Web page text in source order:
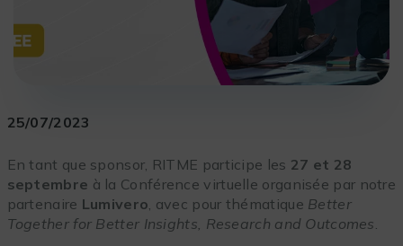
25/07/2023
En tant que sponsor, RITME participe les 27 et 28
septembre à la Conférence virtuelle organisée par notre
partenaire Lumivero, avec pour thématique Better
Together for Better Insights, Research and Outcomes.